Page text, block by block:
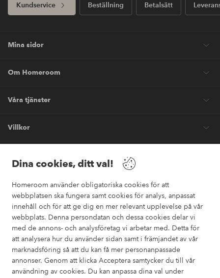
Dina cookies, ditt val!
Homeroom använder obligatoriska cookies för att
webbplatsen ska fungera samt cookies för analys, anpassat
innehåll och för att ge dig en mer relevant upplevelse på vår
webbplats. Denna persondatan och dessa cookies delar vi
med de annons- och analysföretag vi arbetar med. Detta för
att analysera hur du använder sidan samt i främjandet av vår
marknadsföring så att du kan få mer personanpassade
annonser. Genom att klicka Acceptera samtycker du till vår
användning av cookies. Du kan anpassa dina val under
Kundservice Beställning Betalsätt
Mina sidor
Om Homeroom
Våra tjänster
Villkor
Säkra betalningar
Vill du veta mer om våra betalalternativ ?
elpy